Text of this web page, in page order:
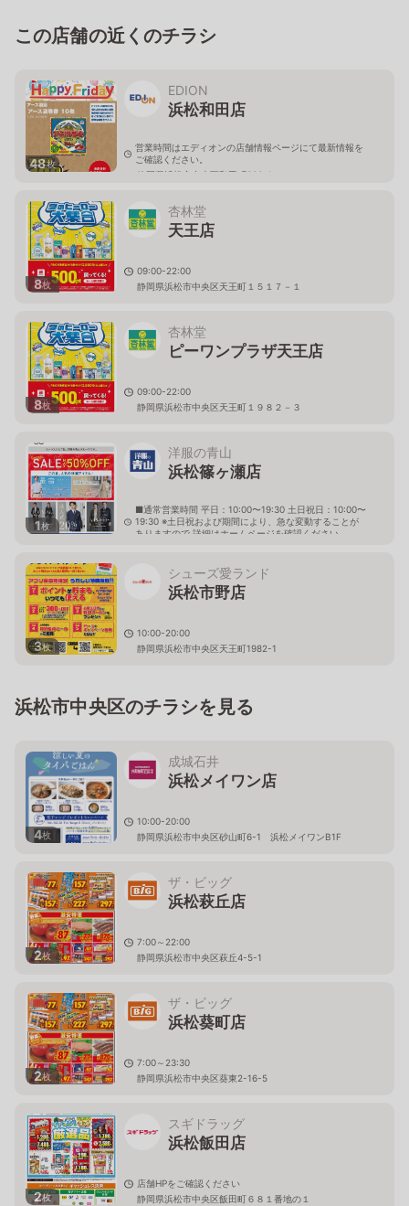
この店舗の近くのチラシ
48枚
EDION
浜松和田店
営業時間はエディオンの店舗情報ページにて最新情報を
ご確認ください。
静岡県浜松市中央区和田町666-1
8枚
杏林堂
天王店
09:00-22:00
静岡県浜松市中央区天王町１５１７－１
8枚
杏林堂
ピーワンプラザ天王店
09:00-22:00
静岡県浜松市中央区天王町１９８２－３
1枚
洋服の青山
浜松篠ヶ瀬店
■通常営業時間 平日：10:00〜19:30 土日祝日：10:00〜
19:30 ※土日祝および期間により、急な変動することが
ありますので 詳細はホームページを確認ください
3枚
シューズ愛ランド
浜松市野店
10:00-20:00
静岡県浜松市中央区天王町1982-1
浜松市中央区のチラシを見る
4枚
成城石井
浜松メイワン店
10:00-20:00
静岡県浜松市中央区砂山町6-1 浜松メイワンB1F
2枚
ザ・ビッグ
浜松萩丘店
7:00～22:00
静岡県浜松市中央区萩丘4-5-1
2枚
ザ・ビッグ
浜松葵町店
7:00～23:30
静岡県浜松市中央区葵東2-16-5
2枚
スギドラッグ
浜松飯田店
店舗HPをご確認ください
静岡県浜松市中央区飯田町６８１番地の１